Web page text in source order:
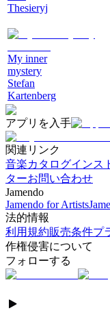
Thesieryj
My inner
mystery
Stefan
Kartenberg
アプリを入手
関連リンク
音楽カタログインス
ターお問い合わせ
Jamendo
Jamendo for Artists
法的情報
利用規約販売条件プ
作権侵害について
フォローする